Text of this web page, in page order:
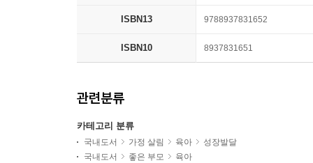
ISBN13 9788937831652
ISBN10 8937831651
관련분류
카테고리 분류
국내도서 가정 살림 육아
성장발달
국내도서
좋은 부모 육아